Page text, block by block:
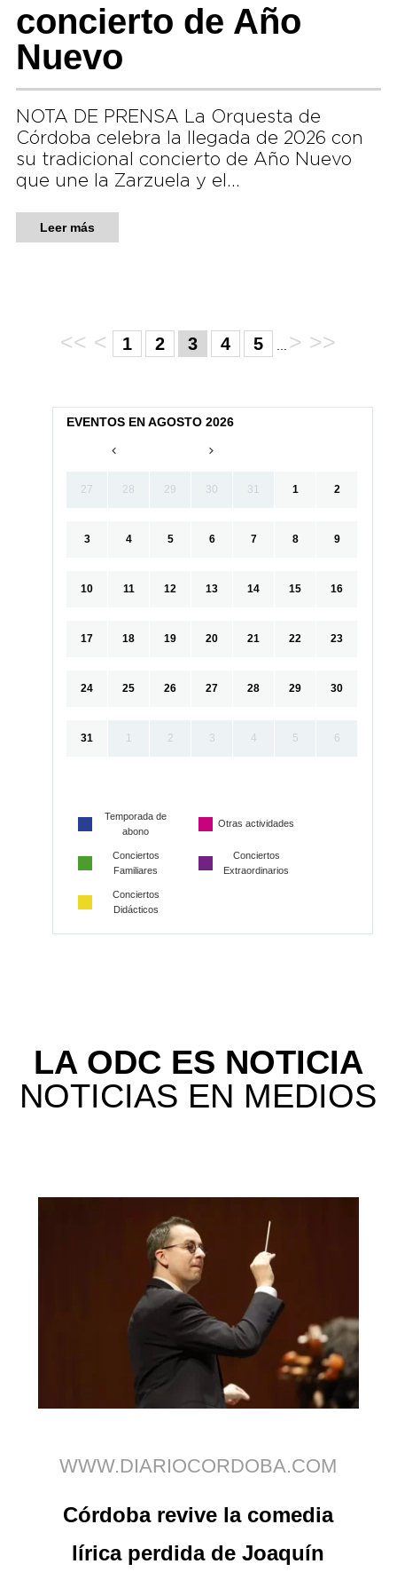
concierto de Año
Nuevo
NOTA DE PRENSA La Orquesta de
Córdoba celebra la llegada de 2026 con
su tradicional concierto de Año Nuevo
que une la Zarzuela y el…
Leer más
<< < 1 2 3 4 5 > >>
EVENTOS EN AGOSTO 2026
27 28 29 30 31 1 2
3 4 5 6 7 8 9
10 11 12 13 14 15 16
17 18 19 20 21 22 23
24 25 26 27 28 29 30
31 1 2 3 4 5 6
Temporada de
abono
Otras actividades
Conciertos
Familiares
Conciertos
Extraordinarios
Conciertos
Didácticos
LA ODC ES NOTICIA
NOTICIAS EN MEDIOS
WWW.DIARIOCORDOBA.COM
Córdoba revive la comedia
lírica perdida de Joaquín